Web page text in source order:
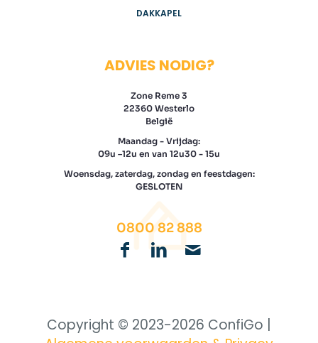
DAKKAPEL
ADVIES NODIG?
Zone Reme 3
22360 Westerlo
België
Maandag - Vrijdag:
09u –12u en van 12u30 - 15u
Woensdag, zaterdag, zondag en feestdagen:
GESLOTEN
0800 82 888
Copyright © 2023-2026 ConfiGo |